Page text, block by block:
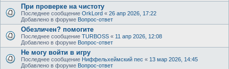
При проверке на чистоту
Последнее сообщение OrkLord « 26 апр 2026, 17:22
Добавлено в форуме Вопрос-ответ
Обезличен? помогите
Последнее сообщение TURBOSS « 11 апр 2026, 12:08
Добавлено в форуме Вопрос-ответ
Не могу войти в игру
Последнее сообщение Ниффельхеймский пес « 13 мар 2026, 14:45
Добавлено в форуме Вопрос-ответ